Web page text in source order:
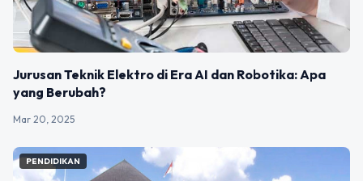
Jurusan Teknik Elektro di Era AI dan Robotika: Apa
yang Berubah?
Mar 20, 2025
PENDIDIKAN